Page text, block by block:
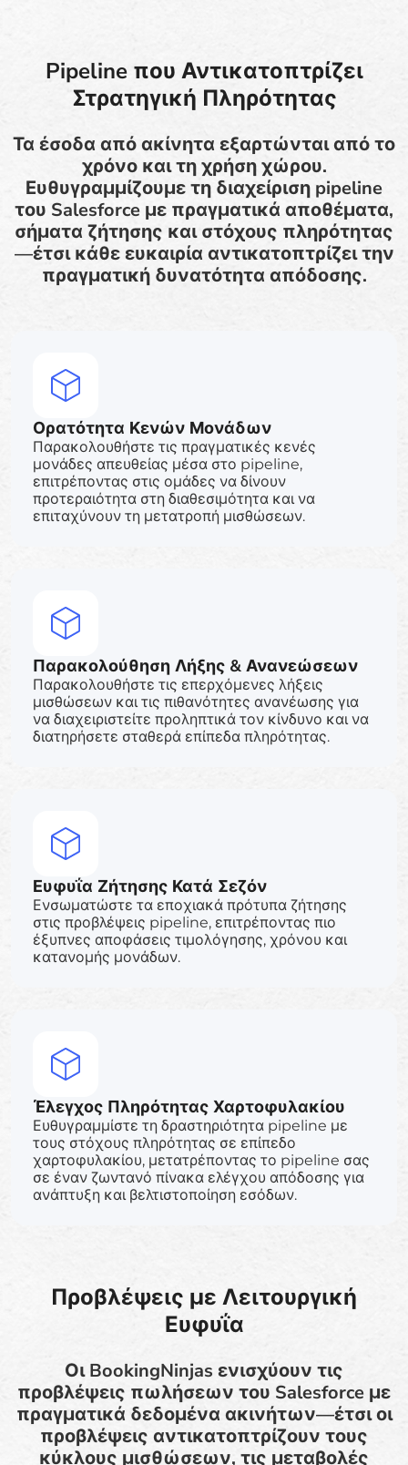
Pipeline που Αντικατοπτρίζει
Στρατηγική Πληρότητας
Τα έσοδα από ακίνητα εξαρτώνται από το
χρόνο και τη χρήση χώρου.
Ευθυγραμμίζουμε τη διαχείριση pipeline
του Salesforce με πραγματικά αποθέματα,
σήματα ζήτησης και στόχους πληρότητας
—έτσι κάθε ευκαιρία αντικατοπτρίζει την
πραγματική δυνατότητα απόδοσης.
Ορατότητα Κενών Μονάδων
Παρακολουθήστε τις πραγματικές κενές
μονάδες απευθείας μέσα στο pipeline,
επιτρέποντας στις ομάδες να δίνουν
προτεραιότητα στη διαθεσιμότητα και να
επιταχύνουν τη μετατροπή μισθώσεων.
Παρακολούθηση Λήξης & Ανανεώσεων
Παρακολουθήστε τις επερχόμενες λήξεις
μισθώσεων και τις πιθανότητες ανανέωσης για
να διαχειριστείτε προληπτικά τον κίνδυνο και να
διατηρήσετε σταθερά επίπεδα πληρότητας.
Ευφυΐα Ζήτησης Κατά Σεζόν
Ενσωματώστε τα εποχιακά πρότυπα ζήτησης
στις προβλέψεις pipeline, επιτρέποντας πιο
έξυπνες αποφάσεις τιμολόγησης, χρόνου και
κατανομής μονάδων.
Έλεγχος Πληρότητας Χαρτοφυλακίου
Ευθυγραμμίστε τη δραστηριότητα pipeline με
τους στόχους πληρότητας σε επίπεδο
χαρτοφυλακίου, μετατρέποντας το pipeline σας
σε έναν ζωντανό πίνακα ελέγχου απόδοσης για
ανάπτυξη και βελτιστοποίηση εσόδων.
Προβλέψεις με Λειτουργική
Ευφυΐα
Οι BookingNinjas ενισχύουν τις
προβλέψεις πωλήσεων του Salesforce με
πραγματικά δεδομένα ακινήτων—έτσι οι
προβλέψεις αντικατοπτρίζουν τους
κύκλους μισθώσεων, τις μεταβολές